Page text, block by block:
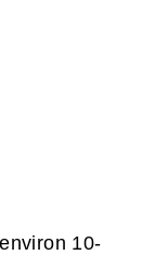
10-